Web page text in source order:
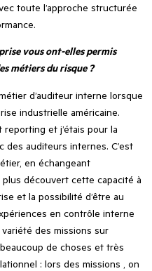
toute l’approche structurée
vous ont-elles permis
métiers du risque ?
d’auditeur interne lorsque
industrielle américaine.
et j’étais pour la
des auditeurs internes. C’est
en échangeant
plus découvert cette capacité à
et la possibilité d’être au
en contrôle interne
des missions sur
de choses et très
: lors des missions , on